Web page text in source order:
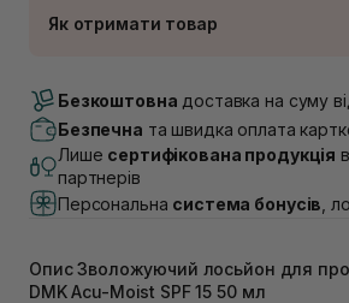
Як отримати товар
Немає в наявності!
Немає в наявності!
Самовивіз м. Львів, вул.
(Duck’s Lake)
Немає в наявності!
Самовивіз м. Львів, вул.
Безкоштовна доставка на суму
Безпечна та швидка оплата
Лише сертифікована продукція
партнерів
Персональна система бонусів ,
Опис Зволожуючий лосьйон для
DMK Acu-Moist SPF 15 50 мл